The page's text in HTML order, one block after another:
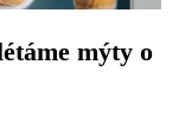
mýty o